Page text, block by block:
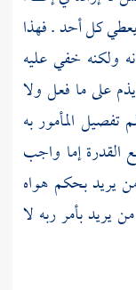
كل أحد . فهذا
ولكنه خفي عليه
على ما فعل ولا
المأمور به
القدرة إما واجب
بحكم هواه
يريد بأمر ربه لا